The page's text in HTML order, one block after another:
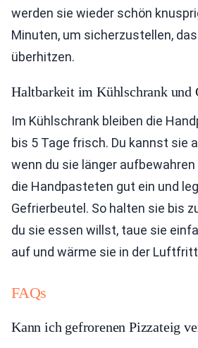
werden sie wieder schön
Minuten, um sicherzustellen,
überhitzen.
Haltbarkeit im Kühlschrank und
Im Kühlschrank bleiben die
bis 5 Tage frisch. Du kannst sie
wenn du sie länger
die Handpasteten gut ein und
Gefrierbeutel. So halten sie bis
du sie essen willst, taue sie
auf und wärme sie in der
FAQs
Kann ich gefrorenen Pizzateig